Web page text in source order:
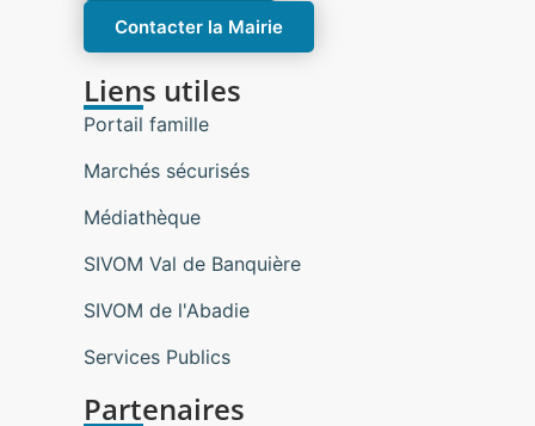
Contacter la Mairie
Liens utiles
Portail famille
Marchés sécurisés
Médiathèque
SIVOM Val de Banquière
SIVOM de l'Abadie
Services Publics
Partenaires